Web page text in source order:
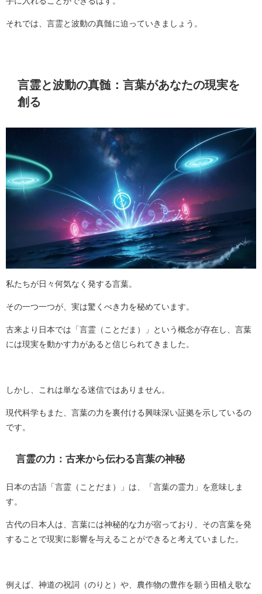
それでは、言霊と波動の真髄に迫っていきましょう。
言霊と波動の真髄：言葉があなたの現実を
創る
私たちが日々何気なく発する言葉。
その一つ一つが、実は驚くべき力を秘めています。
古来より日本では「言霊（ことだま）」という概念が存在し、言葉
には現実を動かす力があると信じられてきました。
しかし、これは単なる迷信ではありません。
現代科学もまた、言葉の力を裏付ける興味深い証拠を示しているの
です。
言霊の力：古来から伝わる言葉の神秘
日本の古語「言霊（ことだま）」は、「言葉の霊力」を意味しま
す。
古代の日本人は、言葉には神秘的な力が宿っており、その言葉を発
することで現実に影響を与えることができると考えていました。
例えば、神道の祝詞（のりと）や、農作物の豊作を願う田植え歌な